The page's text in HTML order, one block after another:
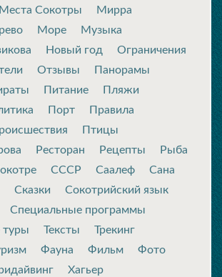
Места Сокотры
Мирра
Море
Музыка
Новый год
Ограничения
Отзывы
Панорамы
Питание
Пляжи
Порт
Правила
Птицы
Ресторан Рецепты
Рыба
СССР Саалеф
Сана
Сказки
Сокотрийский язык
Специальные программы
туры
Тексты
Трекинг
Фауна Фильм
Фото
Хагьер